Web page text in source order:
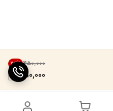
۴۵۰٬۰۰۰ 22%
350,000